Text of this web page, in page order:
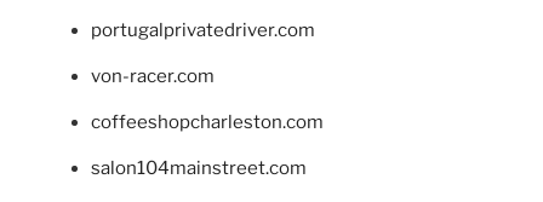
portugalprivatedriver.com
von-racer.com
coffeeshopcharleston.com
salon104mainstreet.com